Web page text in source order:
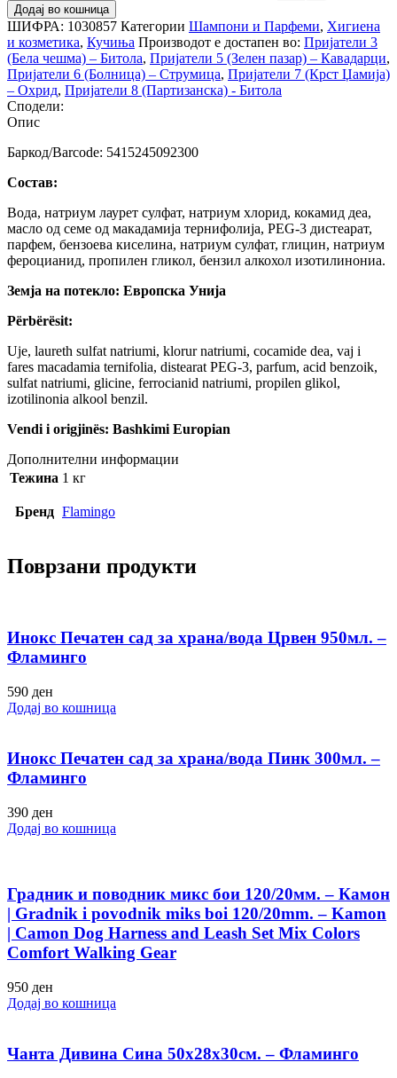
Додај во кошница
ШИФРА: 1030857 Категории Шампони и Парфеми, Хигиена
и козметика, Кучиња Производот е достапен во: Пријатели 3
(Бела чешма) – Битола, Пријатели 5 (Зелен пазар) – Кавадарци,
Пријатели 6 (Болница) – Струмица, Пријатели 7 (Крст Џамија)
– Охрид, Пријатели 8 (Партизанска) - Битола
Сподели:
Опис
Баркод/Barcode: 5415245092300
Состав:
Вода, натриум лаурет сулфат, натриум хлорид, кокамид деа,
масло од семе од макадамија тернифолија, PEG-3 дистеарат,
парфем, бензоева киселина, натриум сулфат, глицин, натриум
фероцианид, пропилен гликол, бензил алкохол изотилинониа.
Земја на потекло: Европска Унија
Përbërësit:
Uje, laureth sulfat natriumi, klorur natriumi, cocamide dea, vaj i
fares macadamia ternifolia, distearat PEG-3, parfum, acid benzoik,
sulfat natriumi, glicine, ferrocianid natriumi, propilen glikol,
izotilinonia alkool benzil.
Vendi i origjinës: Bashkimi Europian
Дополнителни информации
Тежина 1 кг
Бренд Flamingo
Поврзани продукти
Инокс Печатен сад за храна/вода Црвен 950мл. –
Фламинго
590 ден
Додај во кошница
Инокс Печатен сад за храна/вода Пинк 300мл. –
Фламинго
390 ден
Додај во кошница
Градник и поводник микс бои 120/20мм. – Камон
| Gradnik i povodnik miks boi 120/20mm. – Kamon
| Camon Dog Harness and Leash Set Mix Colors
Comfort Walking Gear
950 ден
Додај во кошница
Чанта Дивина Сина 50х28х30см. – Фламинго